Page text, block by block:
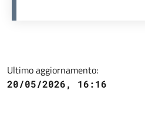
Ultimo aggiornamento:
20/05/2026, 16:16